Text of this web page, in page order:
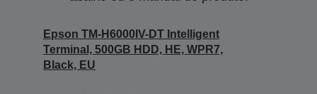
Epson TM-H6000IV-DT Intelligent
Terminal, 500GB HDD, HE, WPR7,
Black, EU